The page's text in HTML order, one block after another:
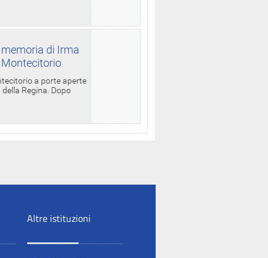
di Irma
Montecitorio
a porte aperte
Regina. Dopo
Altre istituzioni